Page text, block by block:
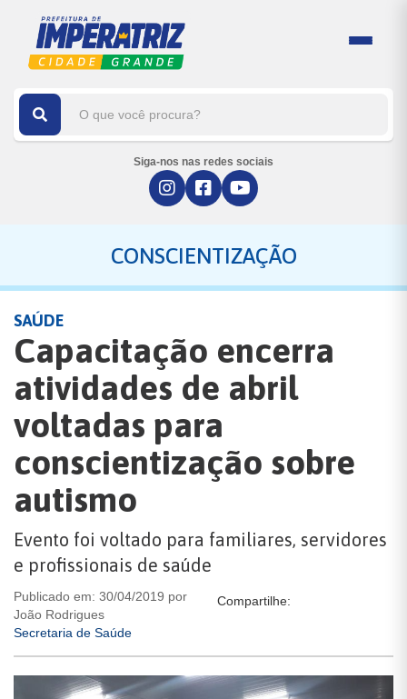
Siga-nos nas redes sociais
CONSCIENTIZAÇÃO
SAÚDE
Capacitação encerra
atividades de abril
voltadas para
conscientização sobre
autismo
Evento foi voltado para familiares, servidores
e profissionais de saúde
Publicado em: 30/04/2019 por
João Rodrigues
Secretaria de Saúde
Compartilhe: